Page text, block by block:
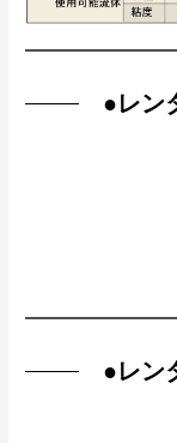
●レン
●レン